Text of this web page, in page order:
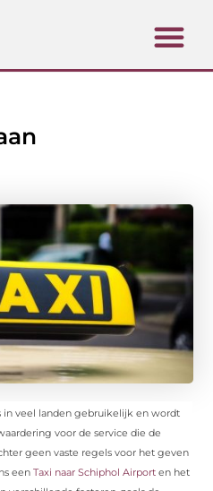
in veel landen gebruikelijk en wordt
voor de service die de
geen vaste regels voor het geven
eenTaxi naar Schiphol Airport en het